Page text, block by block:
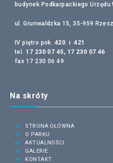
budynek Podkarpackiego Urzędu
ul. Grunwaldzka 15, 35-959
IV piętro pok. 420 i 421
tel. 17 230 07 45, 17 230 07 46
fax 17 230 06 49
Na skróty
STRONA GŁÓWNA
O PARKU
AKTUALNOŚCI
GALERIE
KONTAKT